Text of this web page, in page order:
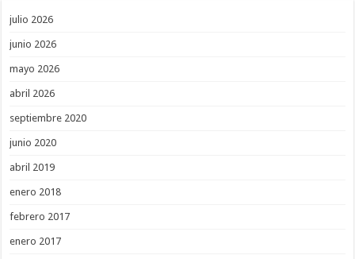
julio 2026
junio 2026
mayo 2026
abril 2026
septiembre 2020
junio 2020
abril 2019
enero 2018
febrero 2017
enero 2017